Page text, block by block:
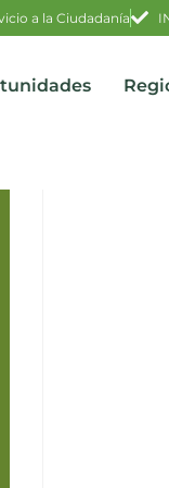
a la Ciudadanía